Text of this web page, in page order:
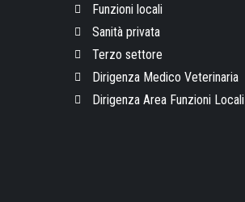
Funzioni locali
Sanità privata
Terzo settore
Dirigenza Medico Veterinaria
Dirigenza Area Funzioni Locali